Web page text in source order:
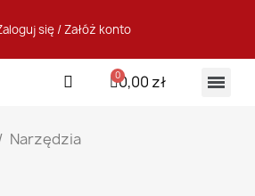
się / Załóż konto
0,00 zł
Narzędzia